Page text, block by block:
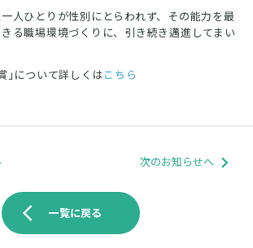
人ひとりが性別にとらわれず、その能力を最
る職場環境づくりに、引き続き邁進してまい
｣について詳しくはこちら
次のお知らせへ
arrow_back_ios 一覧に戻る